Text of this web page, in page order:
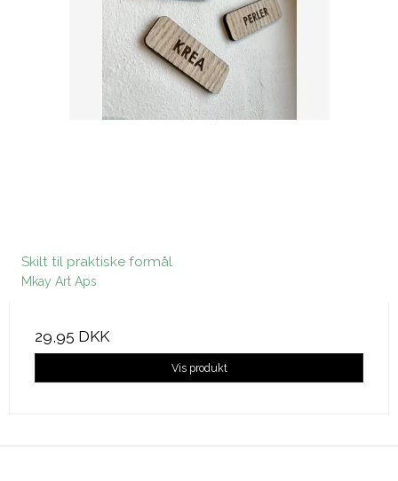
Skilt til praktiske formål
Mkay Art Aps
29,95 DKK
Vis produkt